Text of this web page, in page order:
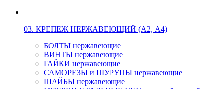
03. КРЕПЕЖ НЕРЖАВЕЮЩИЙ (А2, А4)
БОЛТЫ нержавеющие
ВИНТЫ нержавеющие
ГАЙКИ нержавеющие
САМОРЕЗЫ и ШУРУПЫ нержавеющие
ШАЙБЫ нержавеющие